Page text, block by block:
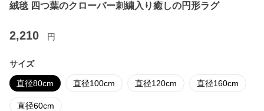
絨毯 四つ葉のクローバー刺繍入り癒しの円形ラグ
2,210 円
サイズ
直径80cm 直径100cm 直径120cm 直径160cm
直径60cm